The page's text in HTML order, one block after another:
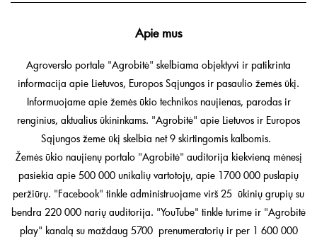
Apie mus
Agroverslo portale "Agrobitė" skelbiama objektyvi ir patikrinta
informacija apie Lietuvos, Europos Sąjungos ir pasaulio žemės ūkį.
Informuojame apie žemės ūkio technikos naujienas, parodas ir
renginius, aktualius ūkininkams. "Agrobitė" apie Lietuvos ir Europos
Sąjungos žemė ūkį skelbia net 9 skirtingomis kalbomis.
Žemės ūkio naujienų portalo "Agrobitė" auditorija kiekvieną mėnesį
pasiekia apie 500 000 unikalių vartotojų, apie 1700 000 puslapių
peržiūrų. "Facebook" tinkle administruojame virš 25 ūkinių grupių su
bendra 220 000 narių auditorija. "YouTube" tinkle turime ir "Agrobitė
play" kanalą su maždaug 5700 prenumeratorių ir per 1 600 000